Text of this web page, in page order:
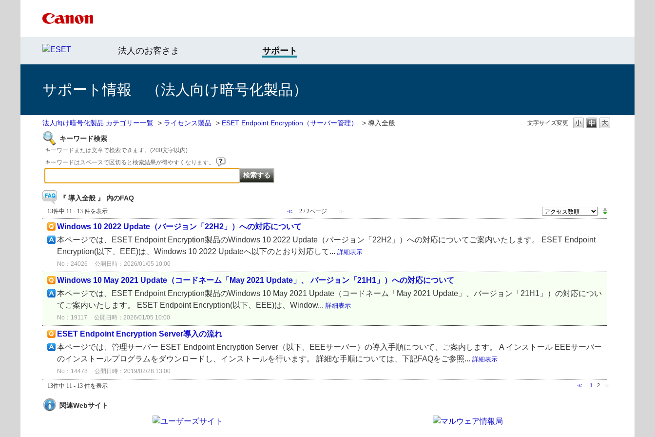
法人のお客さま サポート
サポート情報 （法人向け暗号化製品）
文字サイズ変更
法人向け暗号化製品 カテゴリー一覧 > ライセンス製品 > ESET Endpoint Encryption（サーバー管理） > 導入全般
キーワード検索
キーワードまたは文章で検索できます。(200文字以内)
キーワードはスペースで区切ると検索結果が得やすくなります。
『 導入全般 』 内のFAQ
13件中 11 - 13 件を表示 ≪ 2 / 2ページ ≫
Windows 10 2022 Update（バージョン「22H2」）への対応について
本ページでは、ESET Endpoint Encryption製品のWindows 10 2022 Update（バージョン「22H2」）への対応についてご案内いたします。 ESET Endpoint
Encryption(以下、EEE)は、Windows 10 2022 Updateへ以下のとおり対応して... 詳細表示
No：24026 公開日時：2026/01/05 10:00
Windows 10 May 2021 Update（コードネーム「May 2021 Update」、 バージョン「21H1」）への対応について
本ページでは、ESET Endpoint Encryption製品のWindows 10 May 2021 Update（コードネーム「May 2021 Update」、バージョン「21H1」）の対応につい
てご案内いたします。 ESET Endpoint Encryption(以下、EEE)は、Window... 詳細表示
No：19117 公開日時：2026/01/05 10:00
ESET Endpoint Encryption Server導入の流れ
本ページでは、管理サーバー ESET Endpoint Encryption Server（以下、EEEサーバー）の導入手順について、ご案内します。 A インストール EEEサーバー
のインストールプログラムをダウンロードし、インストールを行います。 詳細な手順については、下記FAQをご参照... 詳細表示
No：14478 公開日時：2019/02/28 13:00
13件中 11 - 13 件を表示 ≪ 1 2
関連Webサイト